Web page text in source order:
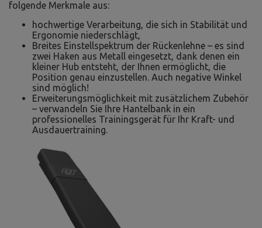
folgende Merkmale aus:
hochwertige Verarbeitung, die sich in Stabilität und
Ergonomie niederschlägt,
Breites Einstellspektrum der Rückenlehne – es sind
zwei Haken aus Metall eingesetzt, dank denen ein
kleiner Hub entsteht, der Ihnen ermöglicht, die
Position genau einzustellen. Auch negative Winkel
sind möglich!
Erweiterungsmöglichkeit mit zusätzlichem Zubehör
– verwandeln Sie Ihre Hantelbank in ein
professionelles Trainingsgerät für Ihr Kraft- und
Ausdauertraining.